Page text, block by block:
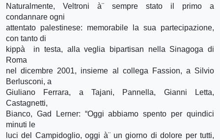
Naturalmente, Veltroni à¨ sempre stato il primo a
condannare ogni
attentato palestinese: memorabile la sua partecipazione,
con tanto di
kippà in testa, alla veglia bipartisan nella Sinagoga di
Roma
nel dicembre 2001, insieme al collega Fassion, a Silvio
Berlusconi, a
Giuliano Ferrara, a Tajani, Pannella, Gianni Letta,
Castagnetti,
Bianco, Gad Lerner: “Oggi abbiamo spento per quindici
minuti le
luci del Campidoglio, oggi à¨ un giorno di dolore per tutti,